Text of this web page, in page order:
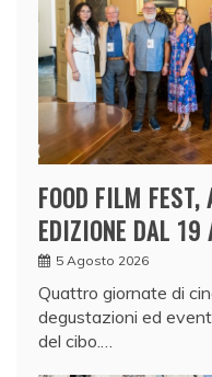
FOOD FILM
EDIZIONE DAL
5 Agosto 2026
Quattro giornate di
degustazioni ed
del cibo.…